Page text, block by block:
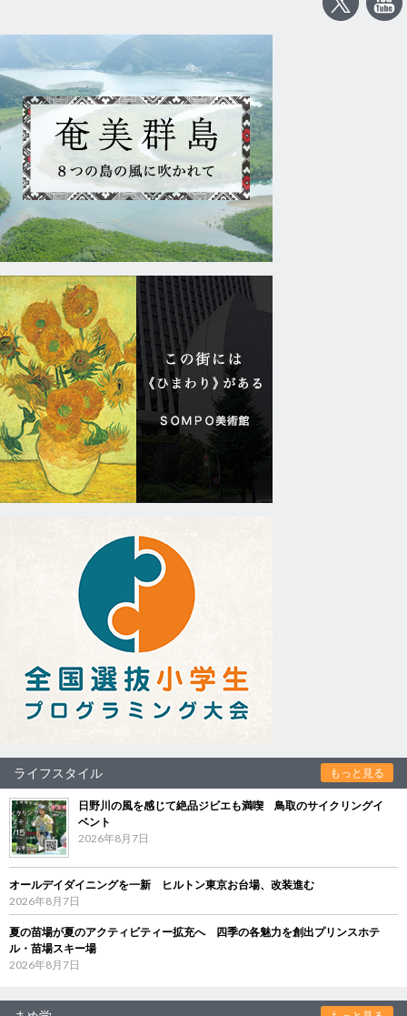
ライフスタイル もっと見る
日野川の風を感じて絶品ジビエも満喫 鳥取のサイクリングイ
ベント
2026年8月7日
オールデイダイニングを一新 ヒルトン東京お台場、改装進む
2026年8月7日
夏の苗場が夏のアクティビティー拡充へ 四季の各魅力を創出プリンスホテ
ル・苗場スキー場
2026年8月7日